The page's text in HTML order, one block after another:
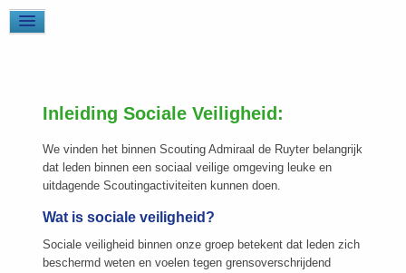
Inleiding Sociale Veiligheid:
We vinden het binnen Scouting Admiraal de Ruyter belangrijk
dat leden binnen een sociaal veilige omgeving leuke en
uitdagende Scoutingactiviteiten kunnen doen.
Wat is sociale veiligheid?
Sociale veiligheid binnen onze groep betekent dat leden zich
beschermd weten en voelen tegen grensoverschrijdend